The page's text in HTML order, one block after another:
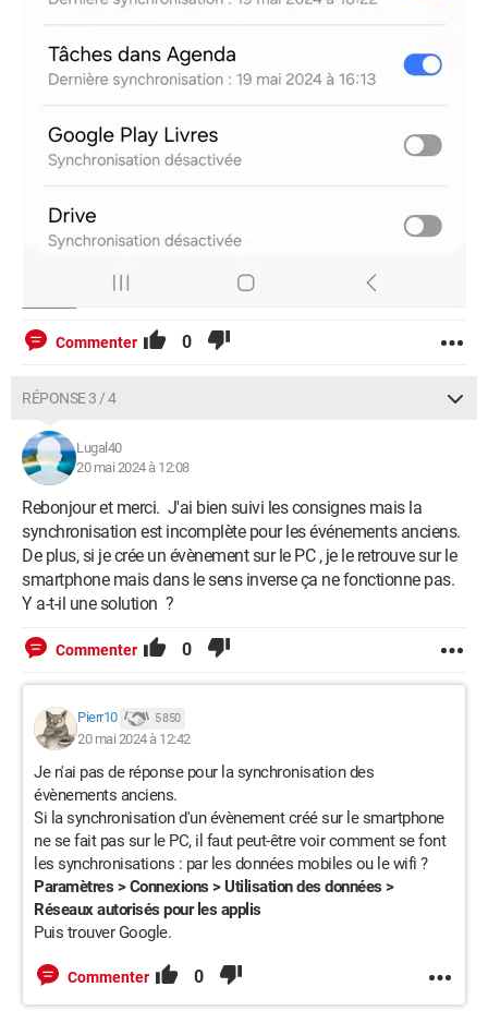
Commenter 0
RÉPONSE 3 / 4
Lugal40
20 mai 2024 à 12:08
Rebonjour et merci. J'ai bien suivi les consignes mais la
synchronisation est incomplète pour les événements anciens.
De plus, si je crée un évènement sur le PC , je le retrouve sur le
smartphone mais dans le sens inverse ça ne fonctionne pas.
Y a-t-il une solution ?
Commenter 0
Pierr10 5 850
20 mai 2024 à 12:42
Je n'ai pas de réponse pour la synchronisation des
évènements anciens.
Si la synchronisation d'un évènement créé sur le smartphone
ne se fait pas sur le PC, il faut peut-être voir comment se font
les synchronisations : par les données mobiles ou le wifi ?
Paramètres > Connexions > Utilisation des données >
Réseaux autorisés pour les applis
Puis trouver Google.
Commenter 0